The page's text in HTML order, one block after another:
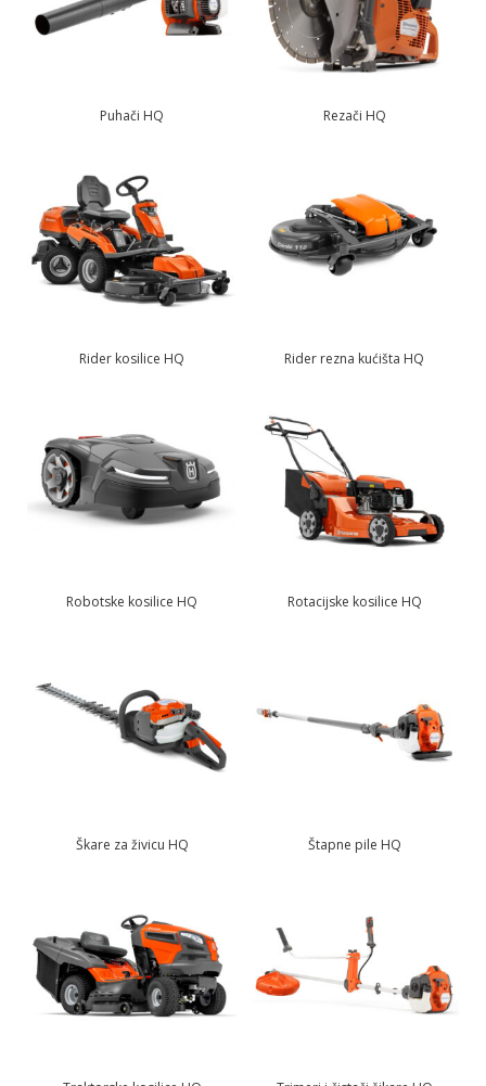
Puhači HQ Rezači HQ
Rider kosilice HQ Rider rezna kućišta HQ
Robotske kosilice HQ Rotacijske kosilice HQ
Škare za živicu HQ Štapne pile HQ